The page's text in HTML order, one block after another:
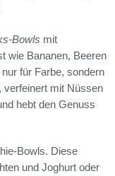
Bowls mit
wie Bananen, Beeren
für Farbe, sondern
verfeinert mit Nüssen
hebt den Genuss
Bowls. Diese
und Joghurt oder